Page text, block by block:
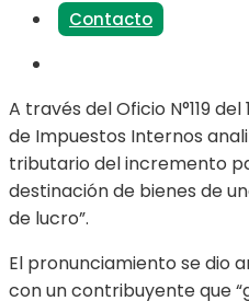
Contacto
A través del Oficio N°119
de Impuestos Internos
tributario del incremento
destinación de bienes de
de lucro”.
El pronunciamiento se dio
con un contribuyente que